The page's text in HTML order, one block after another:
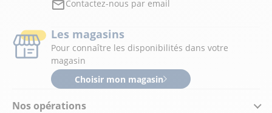
Nos opérations
Contactez-nous par email
Les magasins
Pour connaître les disponibilités dans votre
magasin
Choisir mon magasin